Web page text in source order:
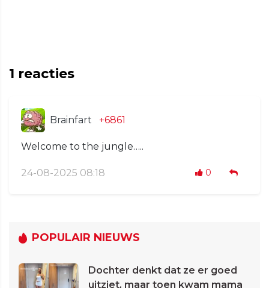
1 reacties
Brainfart +6861
Welcome to the jungle…..
24-08-2025 08:18 0
POPULAIR NIEUWS
Dochter denkt dat ze er goed
uitziet, maar toen kwam mama